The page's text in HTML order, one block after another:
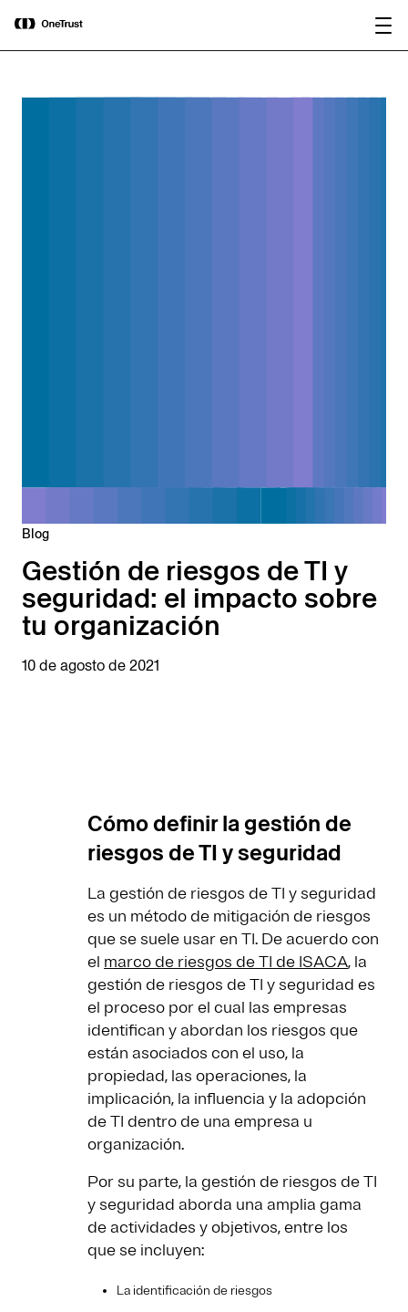
OneTrust nombrada Visionaria en el
Magic Quadrant™ de Gartner® 2026
para plataformas de gobernanza de IA.
Blog
Gestión de riesgos de TI y
seguridad: el impacto sobre
tu organización
10 de agosto de 2021
Cómo definir la gestión de
riesgos de TI y seguridad
La gestión de riesgos de TI y seguridad
es un método de mitigación de riesgos
que se suele usar en TI. De acuerdo con
el marco de riesgos de TI de ISACA, la
gestión de riesgos de TI y seguridad es
el proceso por el cual las empresas
identifican y abordan los riesgos que
están asociados con el uso, la
propiedad, las operaciones, la
implicación, la influencia y la adopción
de TI dentro de una empresa u
organización.
Por su parte, la gestión de riesgos de TI
y seguridad aborda una amplia gama
de actividades y objetivos, entre los
que se incluyen:
La identificación de riesgos